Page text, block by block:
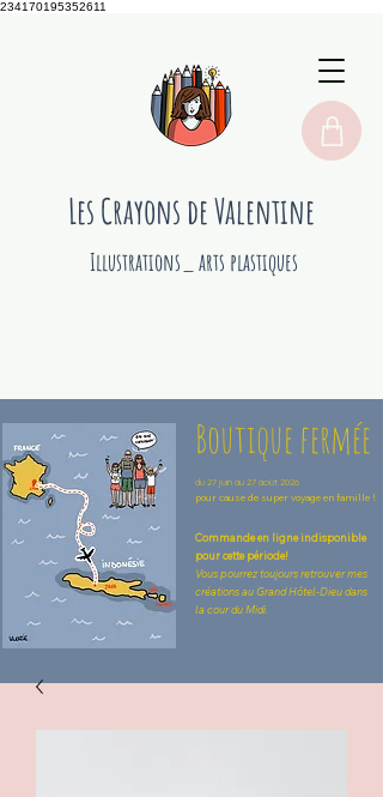
234170195352611
Illustrations_ arts plastiques
Les Crayons de Valentine
Commande en ligne indisponible
pour cette période!
Vous pourrez toujours retrouver mes
créations au Grand Hôtel-Dieu dans
la cour du Midi.
Boutique fermée
du 27 juin au 27 août 2026
pour cause de super voyage en famille !